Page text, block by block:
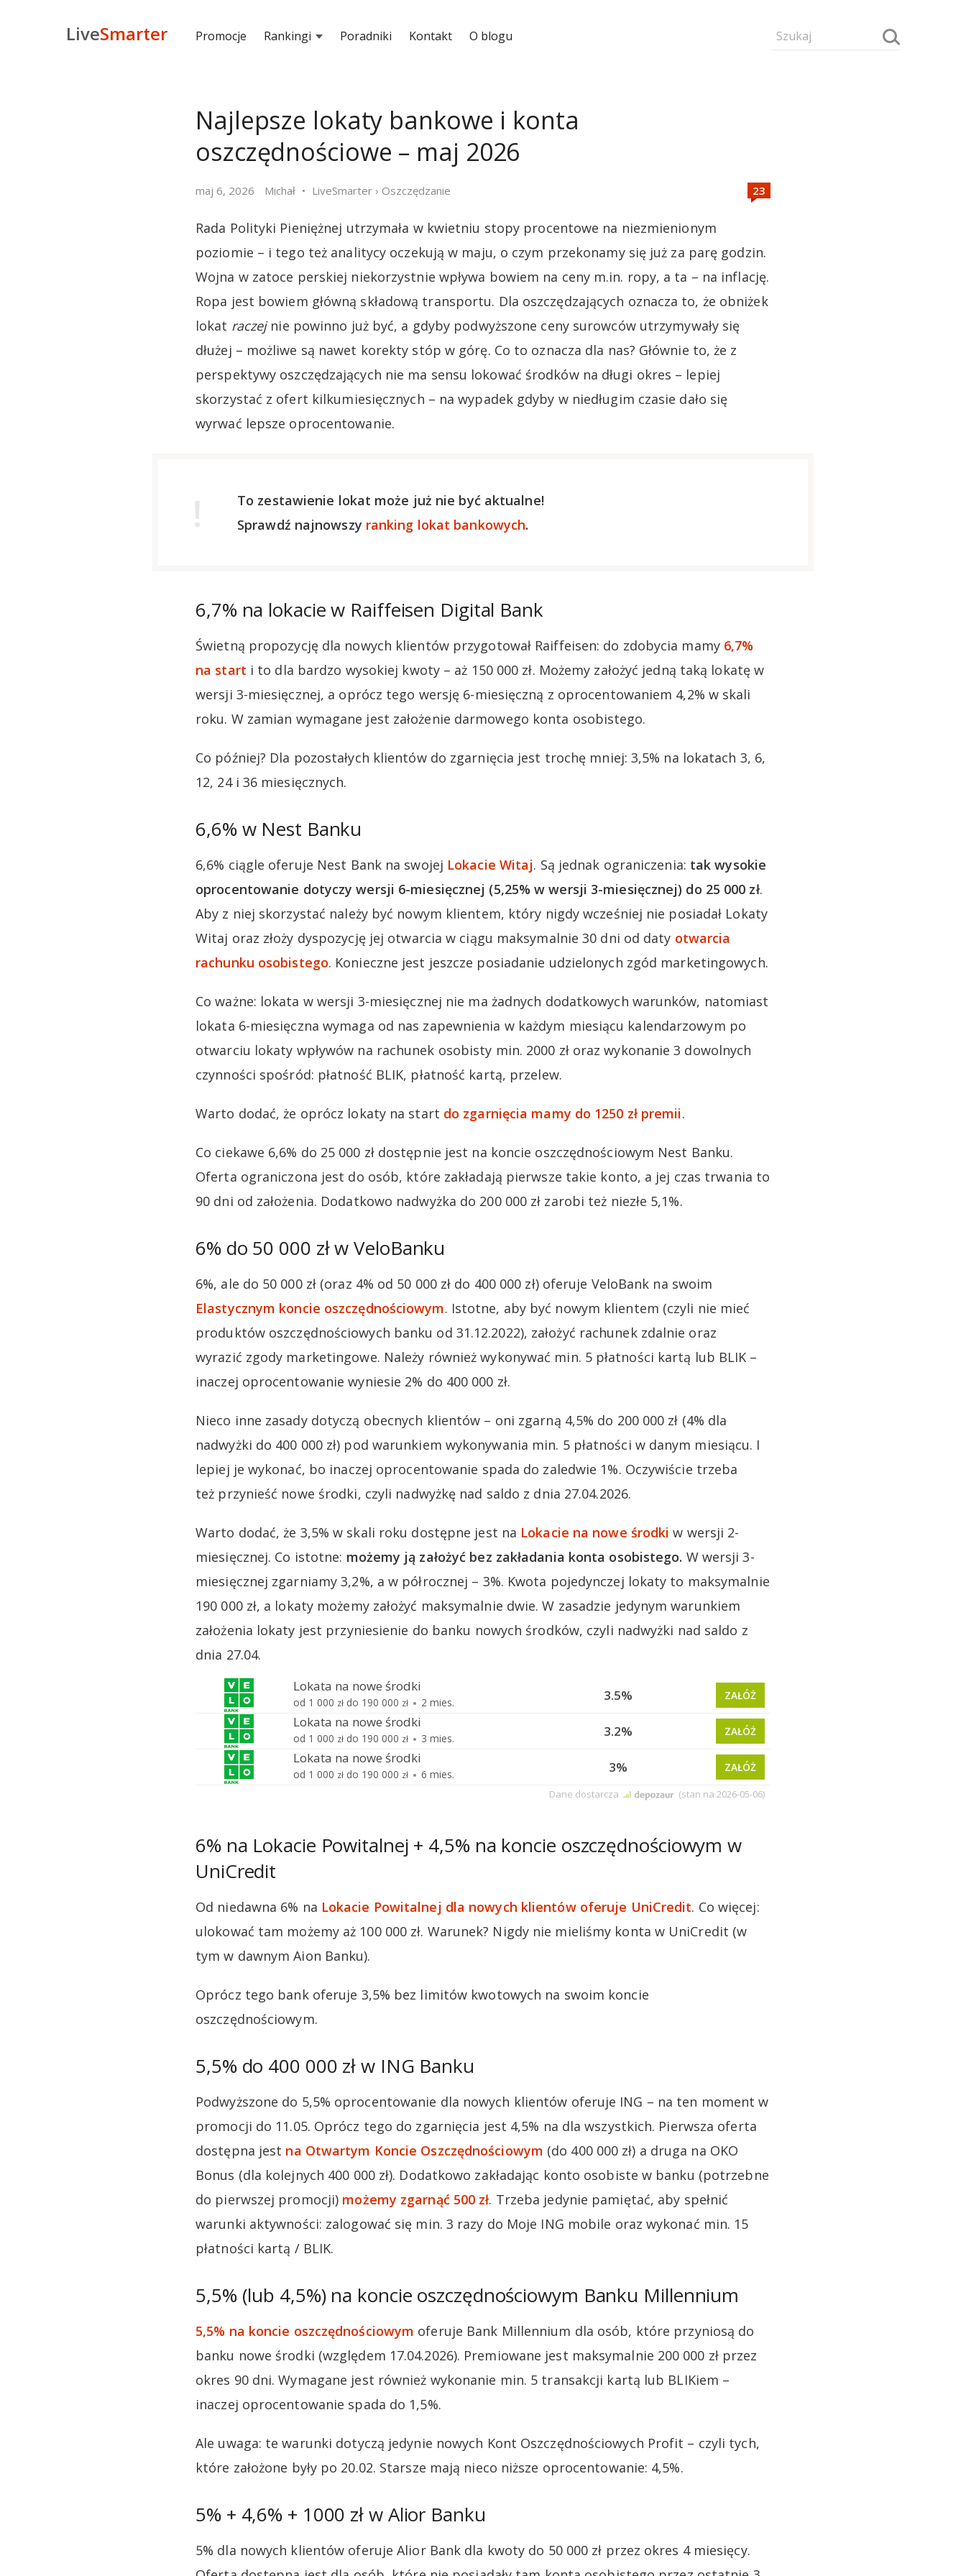
LiveSmarter Promocje Rankingi Poradniki Kontakt O blogu
Najlepsze lokaty bankowe i konta
oszczędnościowe – maj 2026
maj 6, 2026 Michał LiveSmarter › Oszczędzanie
Rada Polityki Pieniężnej utrzymała w kwietniu stopy procentowe na niezmienionym
poziomie – i tego też analitycy oczekują w maju, o czym przekonamy się już za parę godzin.
Wojna w zatoce perskiej niekorzystnie wpływa bowiem na ceny m.in. ropy, a ta – na inflację.
Ropa jest bowiem główną składową transportu. Dla oszczędzających oznacza to, że obniżek
lokat raczejnie powinno już być, a gdyby podwyższone ceny surowców utrzymywały się
dłużej – możliwe są nawet korekty stóp w górę. Co to oznacza dla nas? Głównie to, że z
perspektywy oszczędzających nie ma sensu lokować środków na długi okres – lepiej
skorzystać z ofert kilkumiesięcznych – na wypadek gdyby w niedługim czasie dało się
wyrwać lepsze oprocentowanie.
To zestawienie lokat może już nie być aktualne!
Sprawdź najnowszy ranking lokat bankowych.
6,7% na lokacie w Raiffeisen Digital Bank
Świetną propozycję dla nowych klientów przygotował Raiffeisen: do zdobycia mamy 6,7%
na start i to dla bardzo wysokiej kwoty – aż 150 000 zł. Możemy założyć jedną taką lokatę w
wersji 3-miesięcznej, a oprócz tego wersję 6-miesięczną z oprocentowaniem 4,2% w skali
roku. W zamian wymagane jest założenie darmowego konta osobistego.
Co później? Dla pozostałych klientów do zgarnięcia jest trochę mniej: 3,5% na lokatach 3, 6,
12, 24 i 36 miesięcznych.
6,6% w Nest Banku
6,6% ciągle oferuje Nest Bank na swojej Lokacie Witaj. Są jednak ograniczenia: tak wysokie
oprocentowanie dotyczy wersji 6-miesięcznej (5,25% w wersji 3-miesięcznej) do 25 000 zł.
Aby z niej skorzystać należy być nowym klientem, który nigdy wcześniej nie posiadał Lokaty
Witaj oraz złoży dyspozycję jej otwarcia w ciągu maksymalnie 30 dni od daty otwarcia
rachunku osobistego. Konieczne jest jeszcze posiadanie udzielonych zgód marketingowych.
Co ważne: lokata w wersji 3-miesięcznej nie ma żadnych dodatkowych warunków, natomiast
lokata 6-miesięczna wymaga od nas zapewnienia w każdym miesiącu kalendarzowym po
otwarciu lokaty wpływów na rachunek osobisty min. 2000 zł oraz wykonanie 3 dowolnych
czynności spośród: płatność BLIK, płatność kartą, przelew.
Warto dodać, że oprócz lokaty na start do zgarnięcia mamy do 1250 zł premii.
Co ciekawe 6,6% do 25 000 zł dostępnie jest na koncie oszczędnościowym Nest Banku.
Oferta ograniczona jest do osób, które zakładają pierwsze takie konto, a jej czas trwania to
90 dni od założenia. Dodatkowo nadwyżka do 200 000 zł zarobi też niezłe 5,1%.
6% do 50 000 zł w VeloBanku
6%, ale do 50 000 zł (oraz 4% od 50 000 zł do 400 000 zł) oferuje VeloBank na swoim
Elastycznym koncie oszczędnościowym. Istotne, aby być nowym klientem (czyli nie mieć
produktów oszczędnościowych banku od 31.12.2022), założyć rachunek zdalnie oraz
wyrazić zgody marketingowe. Należy również wykonywać min. 5 płatności kartą lub BLIK –
inaczej oprocentowanie wyniesie 2% do 400 000 zł.
Nieco inne zasady dotyczą obecnych klientów – oni zgarną 4,5% do 200 000 zł (4% dla
nadwyżki do 400 000 zł) pod warunkiem wykonywania min. 5 płatności w danym miesiącu. I
lepiej je wykonać, bo inaczej oprocentowanie spada do zaledwie 1%. Oczywiście trzeba
też przynieść nowe środki, czyli nadwyżkę nad saldo z dnia 27.04.2026.
Warto dodać, że 3,5% w skali roku dostępne jest na Lokacie na nowe środki w wersji 2-
miesięcznej. Co istotne: możemy ją założyć bez zakładania konta osobistego. W wersji 3-
miesięcznej zgarniamy 3,2%, a w półrocznej – 3%. Kwota pojedynczej lokaty to maksymalnie
190 000 zł, a lokaty możemy założyć maksymalnie dwie. W zasadzie jedynym warunkiem
założenia lokaty jest przyniesienie do banku nowych środków, czyli nadwyżki nad saldo z
dnia 27.04.
6% na Lokacie Powitalnej + 4,5% na koncie oszczędnościowym w
UniCredit
Od niedawna 6% na Lokacie Powitalnej dla nowych klientów oferuje UniCredit. Co więcej:
ulokować tam możemy aż 100 000 zł. Warunek? Nigdy nie mieliśmy konta w UniCredit (w
tym w dawnym Aion Banku).
Oprócz tego bank oferuje 3,5% bez limitów kwotowych na swoim koncie
oszczędnościowym.
5,5% do 400 000 zł w ING Banku
Podwyższone do 5,5% oprocentowanie dla nowych klientów oferuje ING – na ten moment w
promocji do 11.05. Oprócz tego do zgarnięcia jest 4,5% na dla wszystkich. Pierwsza oferta
dostępna jest na Otwartym Koncie Oszczędnościowym (do 400 000 zł) a druga na OKO
Bonus (dla kolejnych 400 000 zł). Dodatkowo zakładając konto osobiste w banku (potrzebne
do pierwszej promocji) możemy zgarnąć 500 zł. Trzeba jedynie pamiętać, aby spełnić
warunki aktywności: zalogować się min. 3 razy do Moje ING mobile oraz wykonać min. 15
płatności kartą / BLIK.
5,5% (lub 4,5%) na koncie oszczędnościowym Banku Millennium
5,5% na koncie oszczędnościowym oferuje Bank Millennium dla osób, które przyniosą do
banku nowe środki (względem 17.04.2026). Premiowane jest maksymalnie 200 000 zł przez
okres 90 dni. Wymagane jest również wykonanie min. 5 transakcji kartą lub BLIKiem –
inaczej oprocentowanie spada do 1,5%.
Ale uwaga: te warunki dotyczą jedynie nowych Kont Oszczędnościowych Profit – czyli tych,
które założone były po 20.02. Starsze mają nieco niższe oprocentowanie: 4,5%.
5% + 4,6% + 1000 zł w Alior Banku
5% dla nowych klientów oferuje Alior Bank dla kwoty do 50 000 zł przez okres 4 miesięcy.